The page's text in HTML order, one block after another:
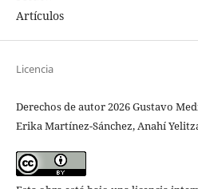
Artículos
Licencia
Derechos de autor 2026 Gustavo
Erika Martínez-Sánchez, Anahí